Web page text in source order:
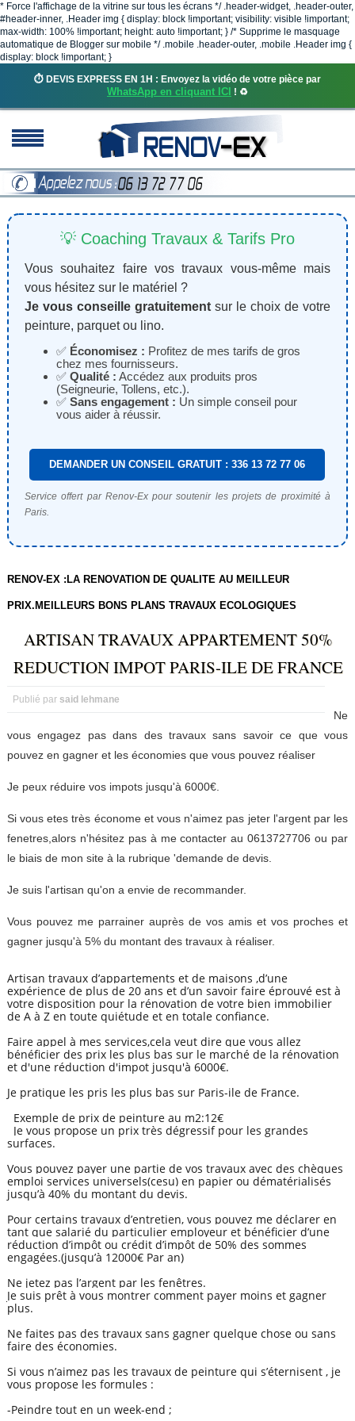
* Force l'affichage de la vitrine sur tous les écrans */ .header-widget, .header-outer,
#header-inner, .Header img { display: block !important; visibility: visible !important;
max-width: 100% !important; height: auto !important; } /* Supprime le masquage
automatique de Blogger sur mobile */ .mobile .header-outer, .mobile .Header img {
display: block !important; }
⏱️ DEVIS EXPRESS EN 1H : Envoyez la vidéo de votre pièce par
WhatsApp en cliquant ICI ! ♻️
💡 Coaching Travaux & Tarifs Pro
Vous souhaitez faire vos travaux vous-même mais
vous hésitez sur le matériel ?
Je vous conseille gratuitementsur le choix de votre
peinture, parquet ou lino.
✅ Économisez : Profitez de mes tarifs de gros
chez mes fournisseurs.
✅ Qualité : Accédez aux produits pros
(Seigneurie, Tollens, etc.).
✅ Sans engagement : Un simple conseil pour
vous aider à réussir.
DEMANDER UN CONSEIL GRATUIT : 336 13 72 77 06
Service offert par Renov-Ex pour soutenir les projets de proximité à
Paris.
RENOV-EX :LA RENOVATION DE QUALITE AU MEILLEUR
PRIX.MEILLEURS BONS PLANS TRAVAUX ECOLOGIQUES
ARTISAN TRAVAUX APPARTEMENT 50%
REDUCTION IMPOT PARIS-ILE DE FRANCE
Publié par said lehmane
Ne
vous engagez pas dans des travaux sans savoir ce que vous
pouvez en gagner et les économies que vous pouvez réaliser
Je peux réduire vos impots jusqu'à 6000€.
Si vous etes très économe et vous n'aimez pas jeter l'argent par les
fenetres,alors n'hésitez pas à me contacter au 0613727706 ou par
le biais de mon site à la rubrique 'demande de devis.
Je suis l'artisan qu'on a envie de recommander.
Vous pouvez me parrainer auprès de vos amis et vos proches et
gagner jusqu'à 5% du montant des travaux à réaliser.
Artisan travaux d’appartements et de maisons ,d’une
expérience de plus de 20 ans et d’un savoir faire éprouvé est à
votre disposition pour la rénovation de votre bien immobilier
de A à Z en toute quiétude et en totale confiance.
Faire appel à mes services,cela veut dire que vous allez
bénéficier des prix les plus bas sur le marché de la rénovation
et d'une réduction d'impot jusqu'à 6000€.
Je pratique les pris les plus bas sur Paris-ile de France.
Exemple de prix de peinture au m2:12€
Je vous propose un prix très dégressif pour les grandes
surfaces.
Vous pouvez payer une partie de vos travaux avec des chèques
emploi services universels(cesu) en papier ou dématérialisés
jusqu’à 40% du montant du devis.
Pour certains travaux d’entretien, vous pouvez me déclarer en
tant que salarié du particulier employeur et bénéficier d’une
réduction d’impôt ou crédit d’impôt de 50% des sommes
engagées.(jusqu’à 12000€ Par an)
Ne jetez pas l’argent par les fenêtres.
Je suis prêt à vous montrer comment payer moins et gagner
plus.
Ne faites pas des travaux sans gagner quelque chose ou sans
faire des économies.
Si vous n’aimez pas les travaux de peinture qui s’éternisent , je
vous propose les formules :
-Peindre tout en un week-end ;